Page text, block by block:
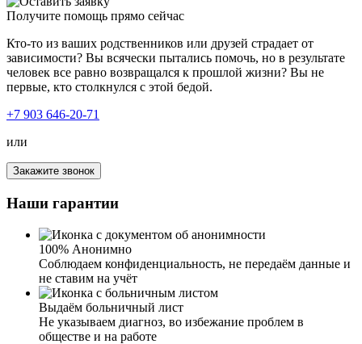
пойти на работу. Огромное спасибо вашим
специалистам!
неадекватном состоянии, еле стояла на ногах, было
бледное лицо. Испугавшись, я обратилась к вам. Было
уже довольно поздно, и я думала, никуда и не
дозвонюсь. Но вы ответили быстро, и ночью приехали к
нам. Осмотрев мою дочь и узнав всю информацию,
была поставлена капельница – у дочери было сильное
отравление. От ваших услуг только положительные
эмоции и результат.
трехдневный запой, чувствую, что сам не выдержал бы.
Спустился к соседу, он как-то говорил, что его
выводили из запоя. Взял ваш номер и позвонил. Очень
приветливая девушка задала мне вопросы про возраст,
про хронические заболевания, аллергии и так далее.
Озвучила сумму за услуги. Приехал врач, осмотрел,
сделал ЭКГ, померил давление, согласовав со мной
препараты, поставил капельницу. Очень доволен
работой и результатом. Быстро, четко и по делу.
Получите помощь прямо сейчас
Кто-то из ваших родственников или друзей страдает от
зависимости? Вы всячески пытались помочь, но в результате
человек все равно возвращался к прошлой жизни? Вы не
первые, кто столкнулся с этой бедой.
+7 903 646-20-71
или
Закажите звонок
Наши гарантии
100% Анонимно
Соблюдаем конфиденциальность, не передаём данные и
не ставим на учёт
Выдаём больничный лист
Не указываем диагноз, во избежание проблем в
обществе и на работе